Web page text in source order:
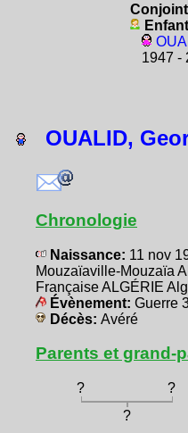
Conjoint
1947 -
OUALID,
Chronologie
Naissance: 11 nov
Mouzaïaville-Mouzaïa
Française ALGÉRIE
Évènement: Guerre
Décès: Avéré
Parents et grand-
? ?
?